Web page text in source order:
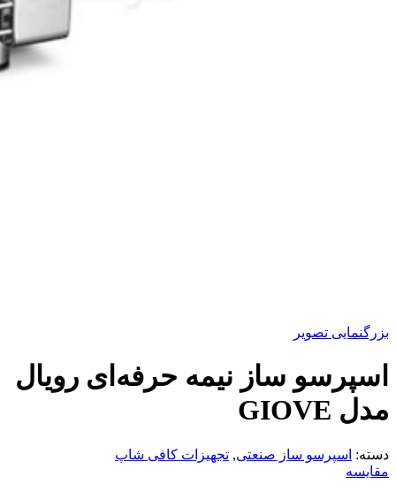
بزرگنمایی تصویر
اسپرسو ساز نیمه حرفه‌ای رویال
مدل GIOVE
دسته: اسپرسو ساز صنعتی, تجهیزات کافی شاپ
مقایسه